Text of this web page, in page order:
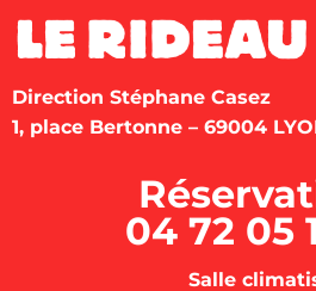
Direction Stéphane Casez
1, place Bertonne – 69004
04 72 05
Salle